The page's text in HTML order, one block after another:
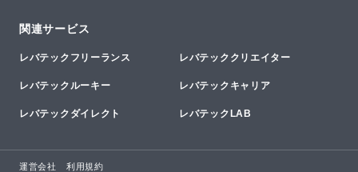
関連サービス
レバテックフリーランス レバテッククリエイター
レバテックルーキー レバテックキャリア
レバテックダイレクト レバテックLAB
運営会社 利用規約